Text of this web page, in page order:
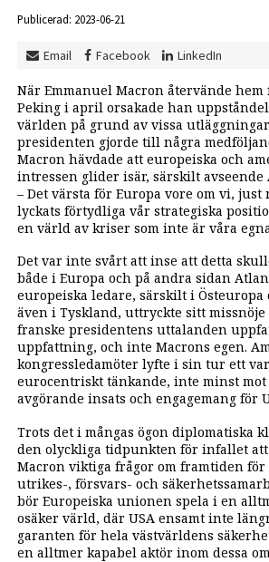
Publicerad: 2023-06-21
Email Facebook LinkedIn
När Emmanuel Macron återvände
Peking i april orsakade han
världen på grund av vissa
presidenten gjorde till några
Macron hävdade att europeiska och
intressen glider isär, särskilt avseende
– Det värsta för Europa vore om vi,
lyckats förtydliga vår strategiska
en värld av kriser som inte är våra
Det var inte svårt att inse att detta
både i Europa och på andra sidan
europeiska ledare, särskilt i Östeuropa
även i Tyskland, uttryckte sitt
franske presidentens uttalanden
uppfattning, och inte Macrons egen.
kongressledamöter lyfte i sin tur ett
eurocentriskt tänkande, inte minst mot
avgörande insats och engagemang för
Trots det i mångas ögon diplomatiska
den olyckliga tidpunkten för infallet att
Macron viktiga frågor om framtiden för
utrikes-, försvars- och
bör Europeiska unionen spela i en
osäker värld, där USA ensamt inte
garanten för hela västvärldens
en alltmer kapabel aktör inom dessa